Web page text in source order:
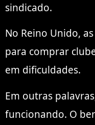
sindicado.
No Reino Unido,
para comprar
em dificuldades.
Em outras
funcionando. O